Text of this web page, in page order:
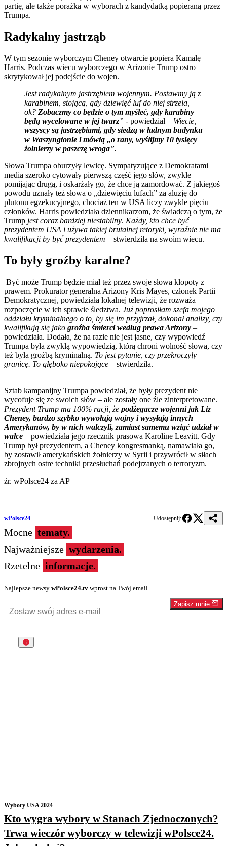
partię, ale także porażka w wyborach z kandydatką popieraną przez
Trumpa.
Radykalny jastrząb
W tym sezonie wyborczym Cheney otwarcie popiera Kamalę
Harris. Podczas wiecu wyborczego w Arizonie Trump ostro
skrytykował jej podejście do wojen.
Jest radykalnym jastrzębiem wojennym. Postawmy ją z
karabinem, stojącą, gdy dziewięć luf do niej strzela,
ok? Zobaczmy co będzie o tym myśleć, gdy karabiny
będą wycelowane w jej twarz” - powiedział – Wiecie,
wszyscy są jastrzębiami, gdy siedzą w ładnym budynku
w Waszyngtonie i mówią „o rany, wyślijmy 10 tysięcy
żołnierzy w paszczę wroga”.
Słowa Trumpa oburzyły lewicę. Sympatyzujące z Demokratami
media szeroko cytowały pierwszą część jego słów, zwykle
pomijając drugą, i oskarżały go, że chce ją zamordować. Z jakiegoś
powodu uznały też słowa o „dziewięciu lufach” za aluzję do
plutonu egzekucyjnego, chociaż ten w USA liczy zwykle pięciu
członków. Harris powiedziała dziennikarzom, że świadczą o tym, że
Trump jest coraz bardziej niestabilny. Każdy, kto chce być
prezydentem USA i używa takiej brutalnej retoryki, wyraźnie nie ma
kwalifikacji by być prezydentem – stwierdziła na swoim wiecu.
To były groźby karalne?
Być może Trump będzie miał też przez swoje słowa kłopoty z
prawem. Prokurator generalna Arizony Kris Mayes, członek Partii
Demokratycznej, powiedziała lokalnej telewizji, że rozważa
rozpoczęcie w ich sprawie śledztwa. Już poprosiłam szefa mojego
oddziału kryminalnego o to, by się im przyjrzał, dokonał analizy, czy
kwalifikują się jako groźba śmierci według prawa Arizony –
powiedziała. Dodała, że na razie nie jest jasne, czy wypowiedź
Trumpa była zwykłą wypowiedzią, którą chroni wolność słowa, czy
też była groźbą kryminalną. To jest pytanie, czy przekroczyły
granicę. To głęboko niepokojące – stwierdziła.
Sztab kampanijny Trumpa powiedział, że były prezydent nie
wycofuje się ze swoich słów – ale zostały one źle zinterpretowane.
Prezydent Trump ma 100% racji, że podżegacze wojenni jak Liz
Cheney, bardzo szybko wywołują wojny i wysyłają innych
Amerykanów, by w nich walczyli, zamiast samemu wziąć udział w
walce – powiedziała jego rzecznik prasowa Karoline Leavitt. Gdy
Trump był prezydentem, a Cheney kongresmanką, namawiała go,
by zostawił amerykańskich żołnierzy w Syrii i przywrócił w siłach
zbrojnych ostre techniki przesłuchań podejrzanych o terroryzm.
źr. wPolsce24 za AP
wPolsce24 Udostępnij:
Mocne tematy.
Najważniejsze wydarzenia.
Rzetelne informacje.
Najlepsze newsy wPolsce24.tv wprost na Twój email
Zapisz mnie
Wybory USA 2024
Kto wygra wybory w Stanach Zjednoczonych?
Trwa wieczór wyborczy w telewizji wPolsce24.